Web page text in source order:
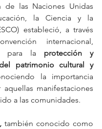
de las Naciones Unidas
la Ciencia y la
estableció, a través
internacional,
para la protección y
patrimonio cultural y
la importancia
aquellas manifestaciones
a las comunidades.
también conocido como